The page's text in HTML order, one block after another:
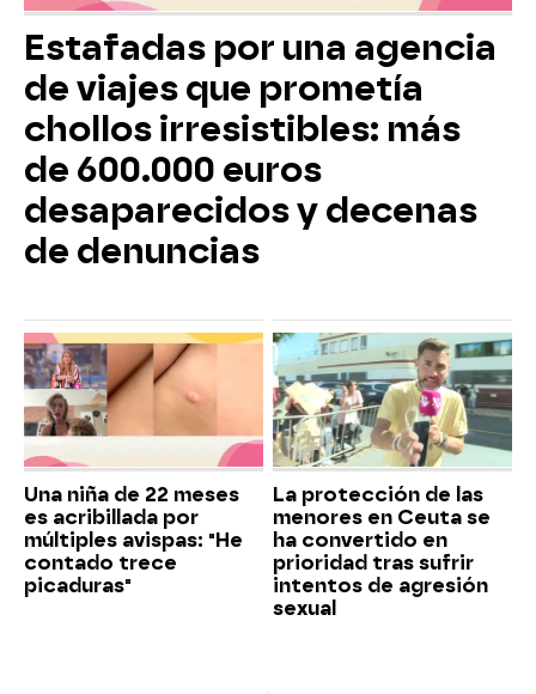
Estafadas por una agencia
de viajes que prometía
chollos irresistibles: más
de 600.000 euros
desaparecidos y decenas
de denuncias
Una niña de 22 meses
es acribillada por
múltiples avispas: "He
contado trece
picaduras"
La protección de las
menores en Ceuta se
ha convertido en
prioridad tras sufrir
intentos de agresión
sexual